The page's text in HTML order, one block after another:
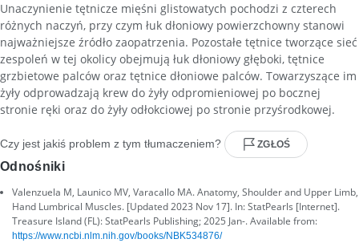
Unaczynienie tętnicze mięśni glistowatych pochodzi z czterech
różnych naczyń, przy czym łuk dłoniowy powierzchowny stanowi
najważniejsze źródło zaopatrzenia. Pozostałe tętnice tworzące sieć
zespoleń w tej okolicy obejmują łuk dłoniowy głęboki, tętnice
grzbietowe palców oraz tętnice dłoniowe palców. Towarzyszące im
żyły odprowadzają krew do żyły odpromieniowej po bocznej
stronie ręki oraz do żyły odłokciowej po stronie przyśrodkowej.
Czy jest jakiś problem z tym tłumaczeniem? ZGŁOŚ
Odnośniki
Valenzuela M, Launico MV, Varacallo MA. Anatomy, Shoulder and Upper Limb,
Hand Lumbrical Muscles. [Updated 2023 Nov 17]. In: StatPearls [Internet].
Treasure Island (FL): StatPearls Publishing; 2025 Jan-. Available from:
https://www.ncbi.nlm.nih.gov/books/NBK534876/